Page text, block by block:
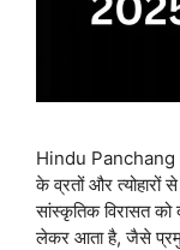
Hindu Panchang
के व्रतों और त्योहारों
सांस्कृतिक विरासत को
लेकर आता है, जैसे